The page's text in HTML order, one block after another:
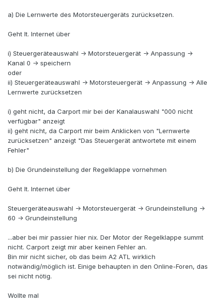
a) Die Lernwerte des Motorsteuergeräts zurücksetzen.
Geht lt. Internet über
i) Steuergeräteauswahl -> Motorsteuergerät -> Anpassung ->
Kanal 0 -> speichern
oder
ii) Steuergeräteauswahl -> Motorsteuergerät -> Anpassung -> Alle
Lernwerte zurücksetzen
i) geht nicht, da Carport mir bei der Kanalauswahl "000 nicht
verfügbar" anzeigt
ii) geht nicht, da Carport mir beim Anklicken von "Lernwerte
zurücksetzen" anzeigt "Das Steuergerät antwortete mit einem
Fehler"
b) Die Grundeinstellung der Regelklappe vornehmen
Geht lt. Internet über
Steuergeräteauswahl -> Motorsteuergerät -> Grundeinstellung ->
60 -> Grundeinstellung
...aber bei mir passier hier nix. Der Motor der Regelklappe summt
nicht. Carport zeigt mir aber keinen Fehler an.
Bin mir nicht sicher, ob das beim A2 ATL wirklich
notwändig/möglich ist. Einige behaupten in den Online-Foren, das
sei nicht nötig.
Wollte mal